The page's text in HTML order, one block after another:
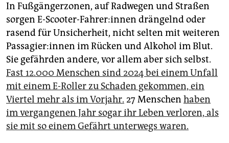
In Fußgängerzonen, auf Radwegen und Straßen
sorgen E-Scooter-Fahrer:innen drängelnd oder
rasend für Unsicherheit, nicht selten mit weiteren
Pas­sa­gie­r:in­nen im Rücken und Alkohol im Blut.
Sie gefährden andere, vor allem aber sich selbst.
Fast 12.000 Menschen sind 2024 bei einem Unfall
mit einem E-Roller zu Schaden gekommen, ein
Viertel mehr als im Vorjahr. 27 Menschen haben
im vergangenen Jahr sogar ihr Leben verloren, als
sie mit so einem Gefährt unterwegs waren.